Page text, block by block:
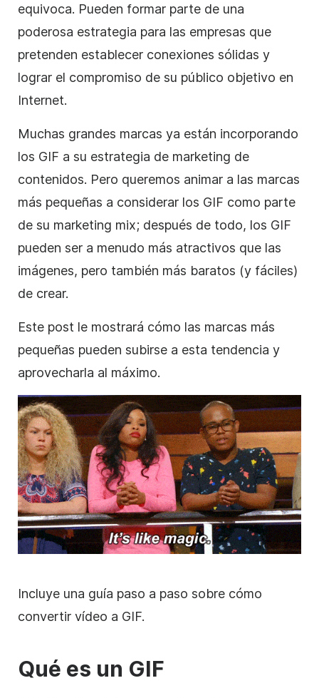
equivoca. Pueden formar parte de una
poderosa estrategia para las empresas que
pretenden establecer conexiones sólidas y
lograr el compromiso de su público objetivo en
Internet.
Muchas grandes marcas ya están incorporando
los GIF a su estrategia de marketing de
contenidos. Pero queremos animar a las marcas
más pequeñas a considerar los GIF como parte
de su marketing mix; después de todo, los GIF
pueden ser a menudo más atractivos que las
imágenes, pero también más baratos (y fáciles)
de crear.
Este post le mostrará cómo las marcas más
pequeñas pueden subirse a esta tendencia y
aprovecharla al máximo.
Incluye una guía paso a paso sobre cómo
convertir vídeo a GIF.
Qué es un GIF